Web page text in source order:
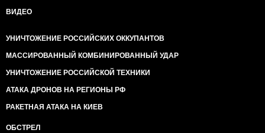
ВИДЕО
УНИЧТОЖЕНИЕ РОССИЙСКИХ ОККУПАНТОВ
МАССИРОВАННЫЙ КОМБИНИРОВАННЫЙ УДАР
УНИЧТОЖЕНИЕ РОССИЙСКОЙ ТЕХНИКИ
АТАКА ДРОНОВ НА РЕГИОНЫ РФ
РАКЕТНАЯ АТАКА НА КИЕВ
ОБСТРЕЛ